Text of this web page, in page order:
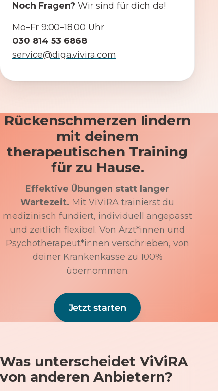
Noch Fragen? Wir sind für dich da!
Mo–Fr 9:00–18:00 Uhr
030 814 53 6868
service@diga.vivira.com
Rückenschmerzen lindern
mit deinem
therapeutischen Training
für zu Hause.
Effektive Übungen statt langer
Wartezeit. Mit ViViRA trainierst du
medizinisch fundiert, individuell angepasst
und zeitlich flexibel. Von Ärzt*innen und
Psychotherapeut*innen verschrieben, von
deiner Krankenkasse zu 100%
übernommen.
Jetzt starten
Was unterscheidet ViViRA
von anderen Anbietern?